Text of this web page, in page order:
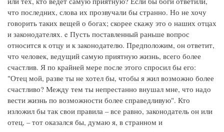
что последних, слова их прозвучали бы странно. Но не хочу
говорить таких вещей о богах; скорее скажу это о наших отцах
и законодателях. e Пусть поставленный раньше вопрос
относится к отцу и к законодателю. Предположим, он ответит,
что человек, ведущий самую приятную жизнь, всего более
счастлив. Я по крайней мере после этого спросил бы его:
"Отец мой, разве ты не хотел бы, чтобы я жил возможно более
счастливо? Между тем ты непрестанно внушал мне, что надо
вести жизнь по возможности более справедливую". Кто
изложил бы так свои правила – все равно, законодатель он или
отец, – тот оказался бы, думаю я, в странном и